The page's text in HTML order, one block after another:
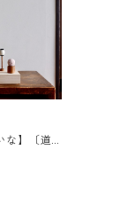
な】〔道
座雛〉b